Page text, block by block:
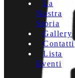
La
Nostra
Storia
Gallery
Contatti
Lista
Eventi